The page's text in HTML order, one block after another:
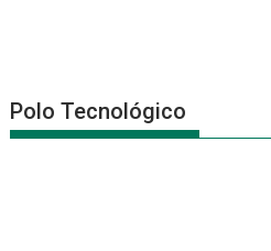
Polo Tecnológico